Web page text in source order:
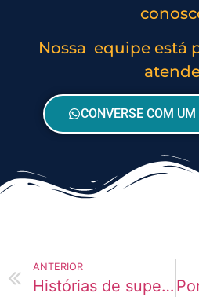
Nossa equipe está
CONVERSE COM
ANTERIOR
Histórias de superação: adolescentes que venceu a Zolpidem